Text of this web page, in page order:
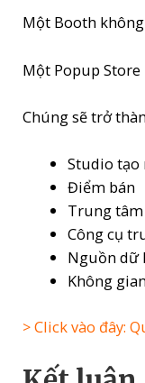
Một Booth
Một Popup
Chúng sẽ trở
Studio tạo
Điểm bán
Trung
Công cụ
Nguồn dữ
Không
> Click vào đây: